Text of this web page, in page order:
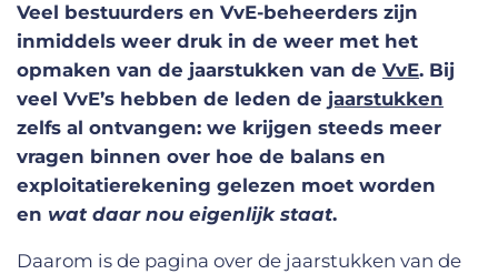
Veel bestuurders en VvE-beheerders zijn
inmiddels weer druk in de weer met het
opmaken van de jaarstukken van de VvE. Bij
veel VvE’s hebben de leden de jaarstukken
zelfs al ontvangen: we krijgen steeds meer
vragen binnen over hoe de balans en
exploitatierekening gelezen moet worden
en wat daar nou eigenlijk staat.
Daarom is de pagina over de jaarstukken van de